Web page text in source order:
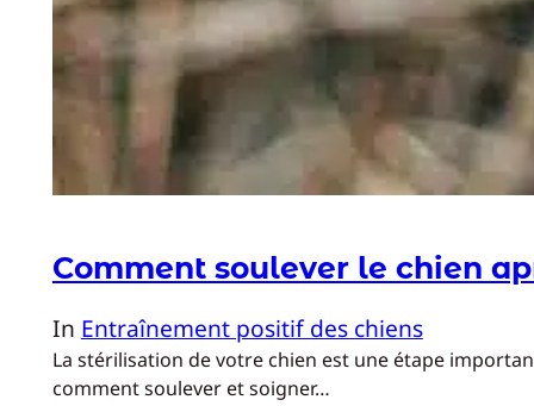
Comment soulever le chien
In Entraînement positif des chiens
La stérilisation de votre chien est une étape
comment soulever et soigner…